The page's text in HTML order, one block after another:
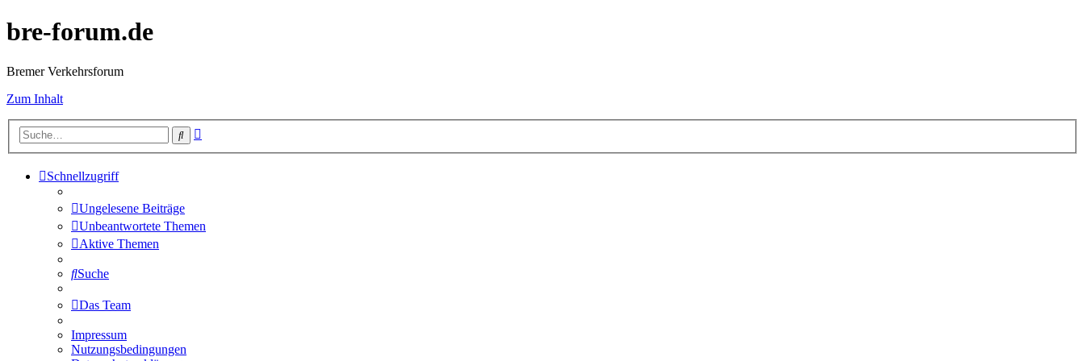
bre-forum.de
Bremer Verkehrsforum
Zum Inhalt
Suche
Schnellzugriff
Ungelesene Beiträge
Unbeantwortete Themen
Aktive Themen
Suche
Das Team
Impressum
Nutzungsbedingungen